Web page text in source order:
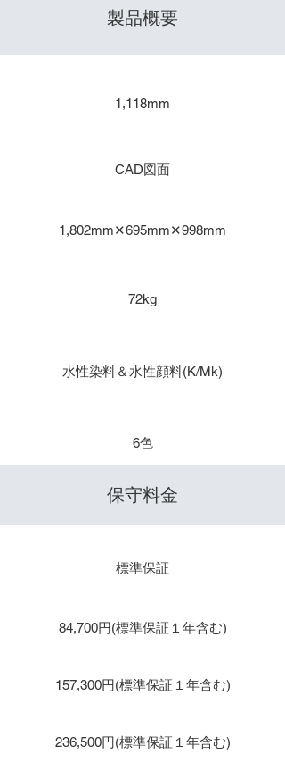
製品概要
1,118mm
CAD図面
1,802mm✕695mm✕998mm
72kg
水性染料＆水性顔料(K/Mk)
6色
​保守料金
標準保証
84,700円(標準保証１年含む)
157,300円(標準保証１年含む)
236,500円(標準保証１年含む)